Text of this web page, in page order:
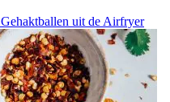
Gehaktballen uit de Airfryer